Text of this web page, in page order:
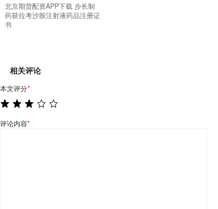
北京期货配资APP下载 步长制
药获拉考沙胺注射液药品注册证
书
相关评论
本文评分*
评论内容*